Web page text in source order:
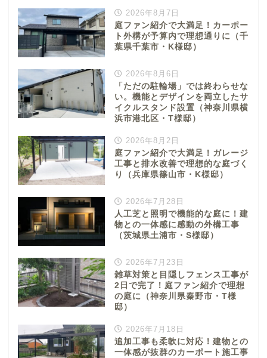
2026年8月7日
庭ファン紹介で大満足！カーポー
ト外構が予算内で理想通りに（千
葉県千葉市・K様邸）
2026年8月6日
「ただの駐輪場」では終わらせな
い。機能とデザインを両立したサ
イクルスタンド設置（神奈川県横
浜市港北区・T様邸）
2026年8月2日
庭ファン紹介で大満足！ガレージ
工事と排水改善で理想的な庭づく
り（兵庫県篠山市・K様邸）
2026年7月28日
人工芝と照明で機能的な庭に！建
物との一体感に感動の外構工事
（茨城県土浦市・S様邸）
2026年7月23日
雑草対策と目隠しフェンス工事が
2日で完了！庭ファン紹介で理想
の庭に（神奈川県秦野市・T様
邸）
2026年7月18日
追加工事も柔軟に対応！建物との
一体感が抜群のカーポート施工事